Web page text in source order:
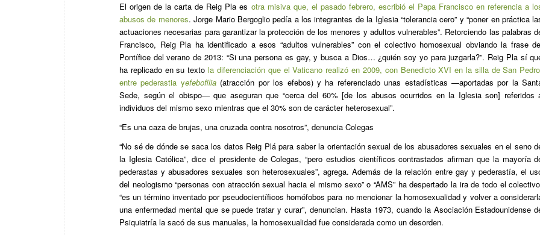
El origen de la carta de Reig Pla es otra misiva que, el pasado febrero, escribió el Papa Francisco en referencia a
abusos de menores. Jorge Mario Bergoglio pedía a los integrantes de la Iglesia “tolerancia cero” y “poner en práctica
actuaciones necesarias para garantizar la protección de los menores y adultos vulnerables”. Retorciendo las palabras
Francisco, Reig Pla ha identificado a esos “adultos vulnerables” con el colectivo homosexual obviando la frase
Pontífice del verano de 2013: “Si una persona es gay, y busca a Dios… ¿quién soy yo para juzgarla?”. Reig Pla sí
ha replicado en su textola diferenciación que el Vaticano realizó en 2009, con Benedicto XVI en la silla de San
entre pederastia yefebofilia(atracción por los efebos) y ha referenciado unas estadísticas —aportadas por la
Sede, según el obispo— que aseguran que “cerca del 60% [de los abusos ocurridos en la Iglesia son] referidos
individuos del mismo sexo mientras que el 30% son de carácter heterosexual”.
“Es una caza de brujas, una cruzada contra nosotros”, denuncia Colegas
“No sé de dónde se saca los datos Reig Plá para saber la orientación sexual de los abusadores sexuales en el seno
la Iglesia Católica”, dice el presidente de Colegas, “pero estudios científicos contrastados afirman que la mayoría
pederastas y abusadores sexuales son heterosexuales”, agrega. Además de la relación entre gay y pederastía, el
del neologismo “personas con atracción sexual hacia el mismo sexo” o “AMS” ha despertado la ira de todo el
“es un término inventado por pseudocientíficos homófobos para no mencionar la homosexualidad y volver a
una enfermedad mental que se puede tratar y curar”, denuncian. Hasta 1973, cuando la Asociación Estadounidense
Psiquiatría la sacó de sus manuales, la homosexualidad fue considerada como un desorden.